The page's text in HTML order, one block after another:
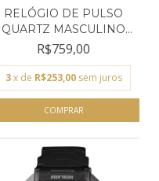
RELÓGIO DE PULSO
QUARTZ MASCULINO
TECHNO...
R$759,00
3 x de R$253,00 sem juros